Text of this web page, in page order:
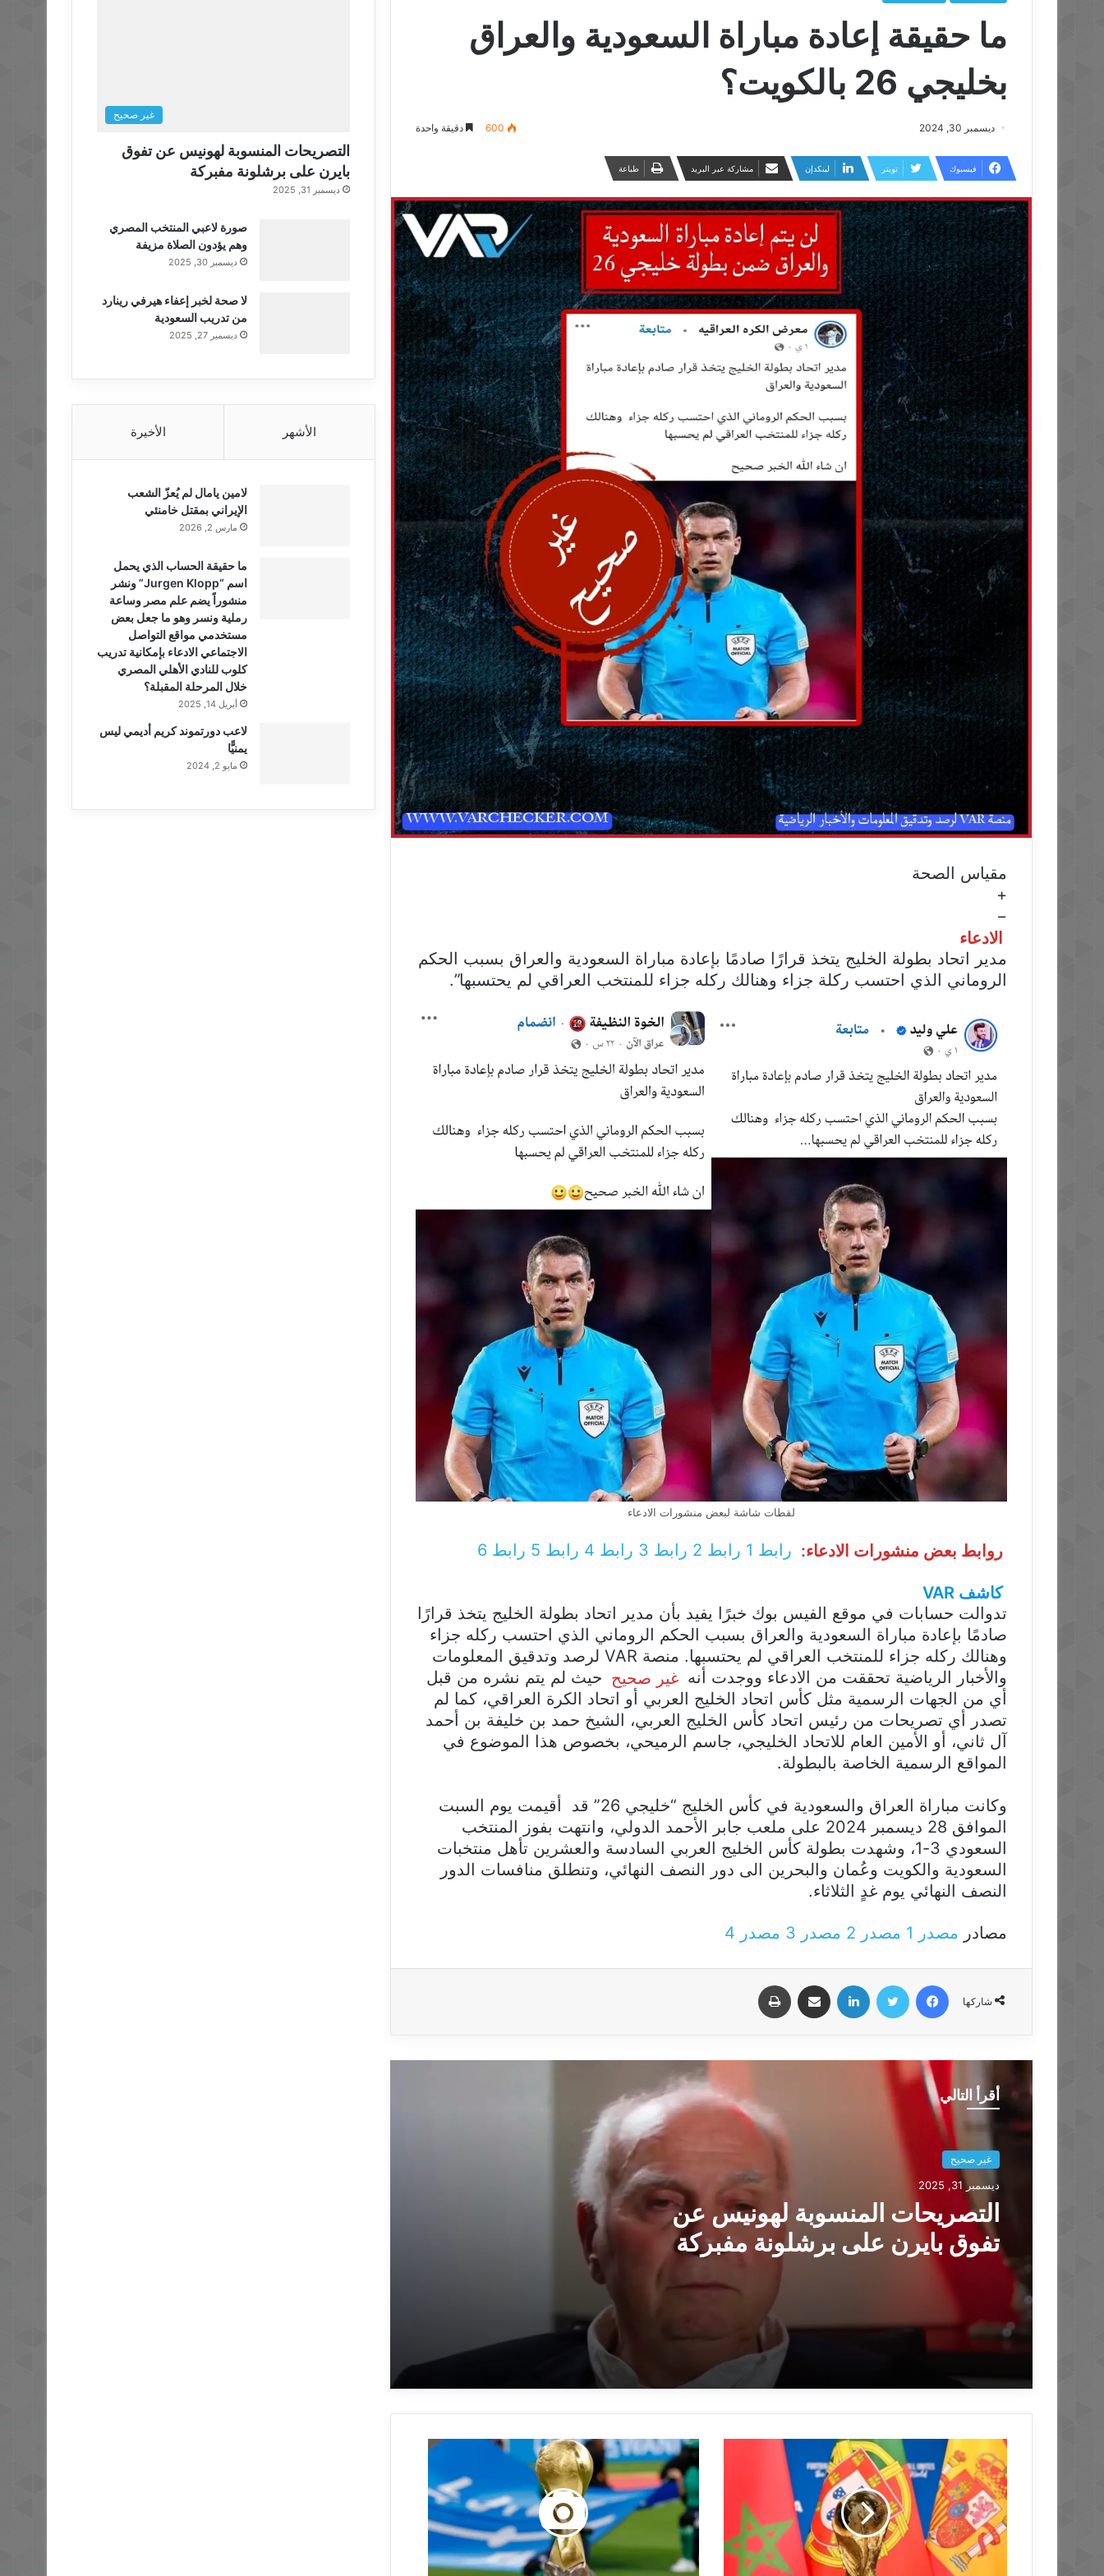
ما حقيقة إعادة مباراة السعودية والعراق
بخليجي 26 بالكويت؟
ديسمبر 30, 2024 600 دقيقة واحدة
فيسبوك تويتر لينكدإن مشاركة عبر البريد طباعة
مقياس الصحة
+
−
الادعاء
مدير اتحاد بطولة الخليج يتخذ قرارًا صادمًا بإعادة مباراة السعودية والعراق بسبب الحكم
الروماني الذي احتسب ركلة جزاء وهنالك ركله جزاء للمنتخب العراقي لم يحتسبها”.
لقطات شاشة لبعض منشورات الادعاء
روابط بعض منشورات الادعاء: رابط 1 رابط 2 رابط 3 رابط 4 رابط 5 رابط 6
كاشف VAR
تدوالت حسابات في موقع الفيس بوك خبرًا يفيد بأن مدير اتحاد بطولة الخليج يتخذ قرارًا
صادمًا بإعادة مباراة السعودية والعراق بسبب الحكم الروماني الذي احتسب ركله جزاء
وهنالك ركله جزاء للمنتخب العراقي لم يحتسبها. منصة VAR لرصد وتدقيق المعلومات
والأخبار الرياضية تحققت من الادعاء ووجدت أنه غير صحيح حيث لم يتم نشره من قبل
أي من الجهات الرسمية مثل كأس اتحاد الخليج العربي أو اتحاد الكرة العراقي، كما لم
تصدر أي تصريحات من رئيس اتحاد كأس الخليج العربي، الشيخ حمد بن خليفة بن أحمد
آل ثاني، أو الأمين العام للاتحاد الخليجي، جاسم الرميحي، بخصوص هذا الموضوع في
المواقع الرسمية الخاصة بالبطولة.
وكانت مباراة العراق والسعودية في كأس الخليج “خليجي 26” قد أقيمت يوم السبت
الموافق 28 ديسمبر 2024 على ملعب جابر الأحمد الدولي، وانتهت بفوز المنتخب
السعودي 3-1، وشهدت بطولة كأس الخليج العربي السادسة والعشرين تأهل منتخبات
السعودية والكويت وعُمان والبحرين الى دور النصف النهائي، وتنطلق منافسات الدور
النصف النهائي يوم غدٍ الثلاثاء.
مصادر مصدر 1 مصدر 2 مصدر 3 مصدر 4
شاركها
فيسبوك تويتر لينكدإن مشاركة عبر البريد
أقرأ التالي
غير صحيح
ديسمبر 31, 2025
التصريحات المنسوبة لهونيس عن
تفوق بايرن على برشلونة مفبركة
حقيقة منع تضامن حضرموت من إقامة
مباراة ودية
المنتخب المغربي لا يزال في المركز الحادي
عشر عالميا
نتيجة آخر مباراة جمعت برشلونة وفياريال
الاتحاد الآسيوي لم يعلن عن مستويات قرعة
كأس آسيا للناشئين
المنتخب المغربي هو ثاني منتخب عربي يبلغ
نهائي مونديال الشباب
حقيقة تعيين زين الدين زيدان مدربًا لأولمبيك
مارسيليا
غير صحيح
التصريحات المنسوبة لهونيس عن تفوق
بايرن على برشلونة مفبركة
ديسمبر 31, 2025
صورة لاعبي المنتخب المصري
وهم يؤدون الصلاة مزيفة
ديسمبر 30, 2025
لا صحة لخبر إعفاء هيرفي رينارد
من تدريب السعودية
ديسمبر 27, 2025
الأشهر الأخيرة
لامين يامال لم يُعزّ الشعب
الإيراني بمقتل خامنئي
مارس 2, 2026
ما حقيقة الحساب الذي يحمل
اسم “Jurgen Klopp” ونشر
منشوراً يضم علم مصر وساعة
رملية ونسر وهو ما جعل بعض
مستخدمي مواقع التواصل
الاجتماعي الادعاء بإمكانية تدريب
كلوب للنادي الأهلي المصري
خلال المرحلة المقبلة؟
أبريل 14, 2025
لاعب دورتموند كريم أديمي ليس
يمنيًّا
مايو 2, 2024